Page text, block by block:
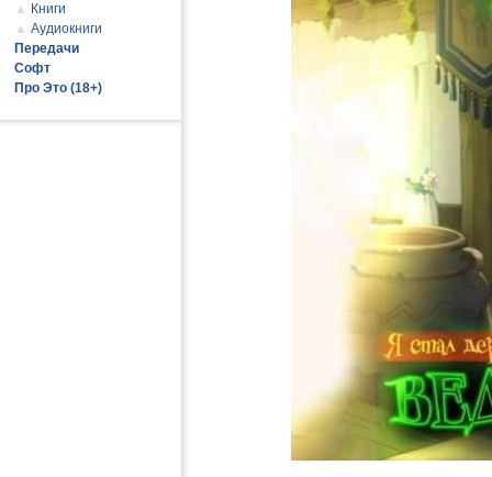
▲ Книги
▲ Аудиокниги
Передачи
Софт
Про Это (18+)